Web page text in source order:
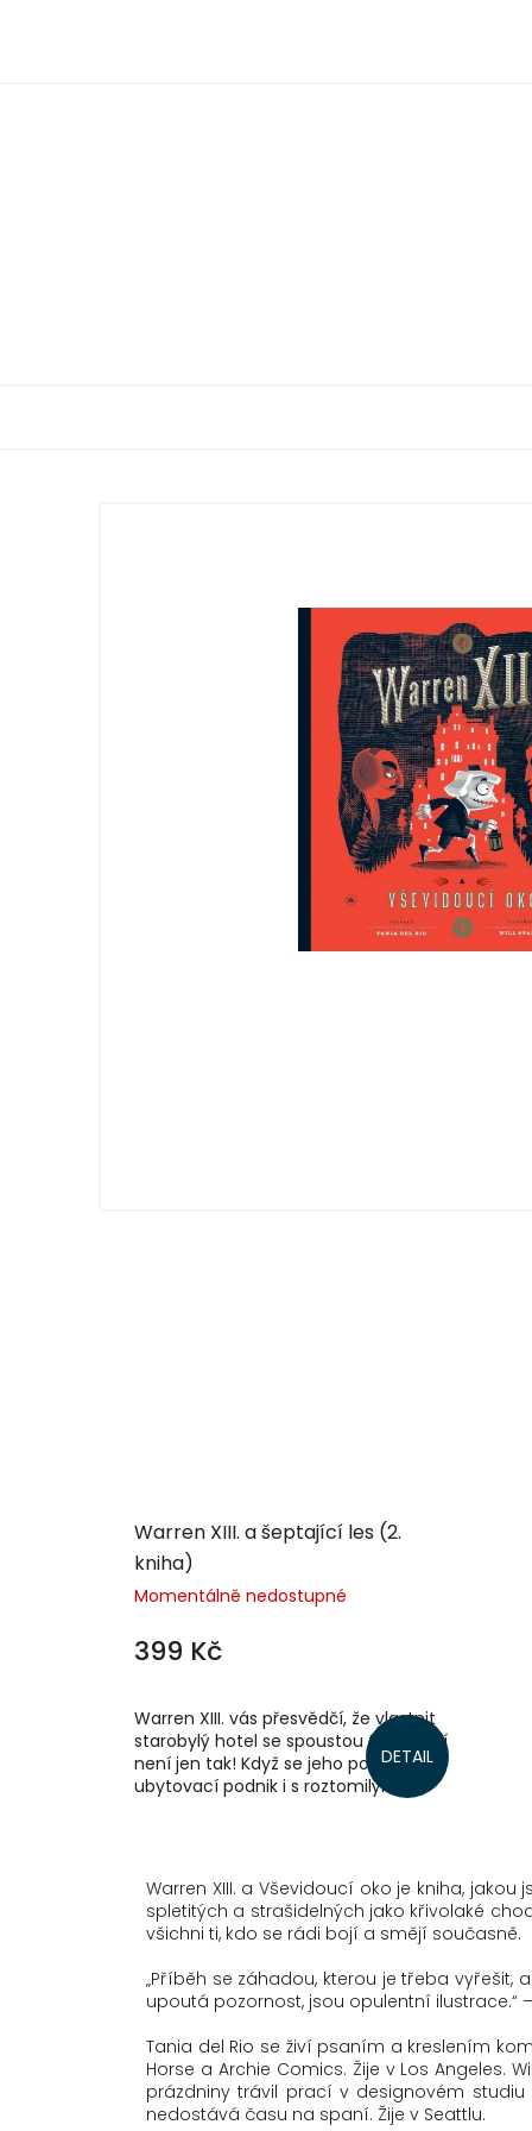
Warren XIII. a šeptající les (2.
kniha)
Momentálně nedostupné
399 Kč
DETAIL
Warren XIII. vás přesvědčí, že vlastnit
starobylý hotel se spoustou tajemství
není jen tak! Když se jeho potulný
ubytovací podnik i s roztomilým
Warren XIII. a Vševidoucí oko je kniha,
spletitých a strašidelných jako křivolaké
všichni ti, kdo se rádi bojí a smějí současně.
„Příběh se záhadou, kterou je třeba
upoutá pozornost, jsou opulentní ilustrace.“
Tania del Rio se živí psaním a kreslením
Horse a Archie Comics. Žije v Los Angeles.
prázdniny trávil prací v designovém
nedostává času na spaní. Žije v Seattlu.